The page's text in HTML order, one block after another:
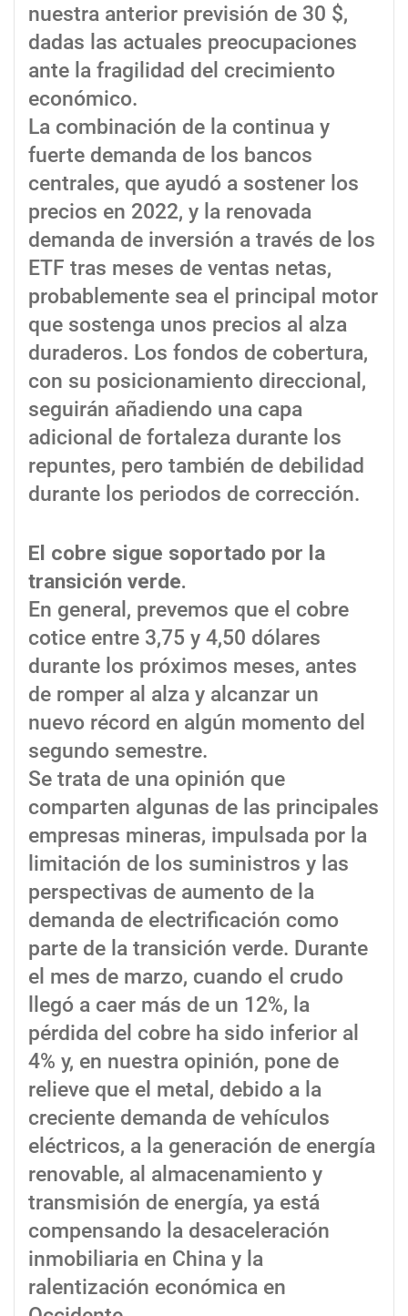
nuestra anterior previsión de 30 $,
dadas las actuales preocupaciones
ante la fragilidad del crecimiento
económico.
La combinación de la continua y
fuerte demanda de los bancos
centrales, que ayudó a sostener los
precios en 2022, y la renovada
demanda de inversión a través de los
ETF tras meses de ventas netas,
probablemente sea el principal motor
que sostenga unos precios al alza
duraderos. Los fondos de cobertura,
con su posicionamiento direccional,
seguirán añadiendo una capa
adicional de fortaleza durante los
repuntes, pero también de debilidad
durante los periodos de corrección.
El cobre sigue soportado por la
transición verde.
En general, prevemos que el cobre
cotice entre 3,75 y 4,50 dólares
durante los próximos meses, antes
de romper al alza y alcanzar un
nuevo récord en algún momento del
segundo semestre.
Se trata de una opinión que
comparten algunas de las principales
empresas mineras, impulsada por la
limitación de los suministros y las
perspectivas de aumento de la
demanda de electrificación como
parte de la transición verde. Durante
el mes de marzo, cuando el crudo
llegó a caer más de un 12%, la
pérdida del cobre ha sido inferior al
4% y, en nuestra opinión, pone de
relieve que el metal, debido a la
creciente demanda de vehículos
eléctricos, a la generación de energía
renovable, al almacenamiento y
transmisión de energía, ya está
compensando la desaceleración
inmobiliaria en China y la
ralentización económica en